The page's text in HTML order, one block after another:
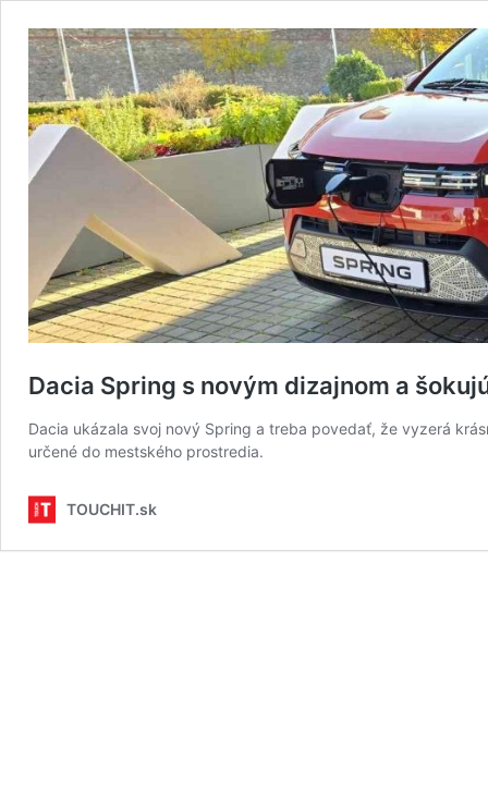
Dacia Spring s novým dizajnom a
Dacia ukázala svoj nový Spring a treba povedať, že vyzerá
určené do mestského prostredia.
TOUCHIT.sk